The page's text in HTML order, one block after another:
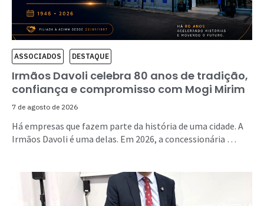
ASSOCIADOS DESTAQUE
Irmãos Davoli celebra 80 anos de tradição,
confiança e compromisso com Mogi Mirim
7 de agosto de 2026
Há empresas que fazem parte da história de uma cidade. A
Irmãos Davoli é uma delas. Em 2026, a concessionária …